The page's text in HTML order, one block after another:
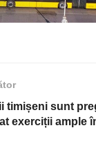
timișeni sunt
exerciții ample